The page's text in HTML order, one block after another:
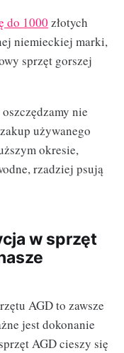
do 1000 złotych
niemieckiej marki,
sprzęt gorszej
nie
używanego
okresie,
rzadziej psują
w sprzęt
AGD to zawsze
jest dokonanie
AGD cieszy się